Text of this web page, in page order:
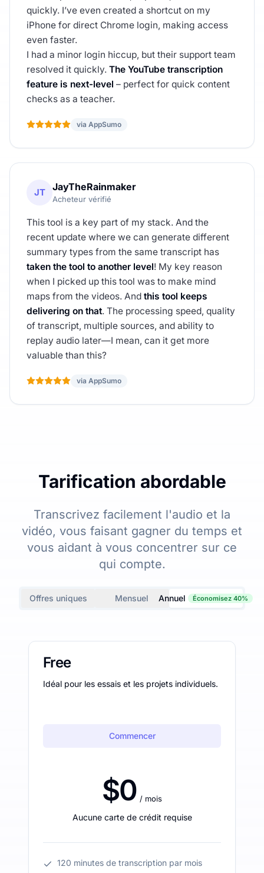
quickly. I’ve even created a shortcut on my
iPhone for direct Chrome login, making access
even faster.
I had a minor login hiccup, but their support team
resolved it quickly. The YouTube transcription
feature is next-level – perfect for quick content
checks as a teacher.
via AppSumo
JT JayTheRainmaker
Acheteur vérifié
This tool is a key part of my stack. And the
recent update where we can generate different
summary types from the same transcript has
taken the tool to another level! My key reason
when I picked up this tool was to make mind
maps from the videos. And this tool keeps
delivering on that. The processing speed, quality
of transcript, multiple sources, and ability to
replay audio later—I mean, can it get more
valuable than this?
via AppSumo
Tarification abordable
Transcrivez facilement l'audio et la
vidéo, vous faisant gagner du temps et
vous aidant à vous concentrer sur ce
qui compte.
Offres uniques Mensuel Annuel Économisez 40%
Free
Idéal pour les essais et les projets individuels.
Commencer
$0 / mois
Aucune carte de crédit requise
120 minutes de transcription par mois